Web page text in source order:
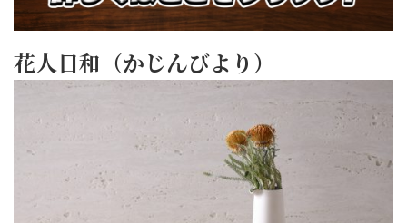
花人日和（かじんびより）